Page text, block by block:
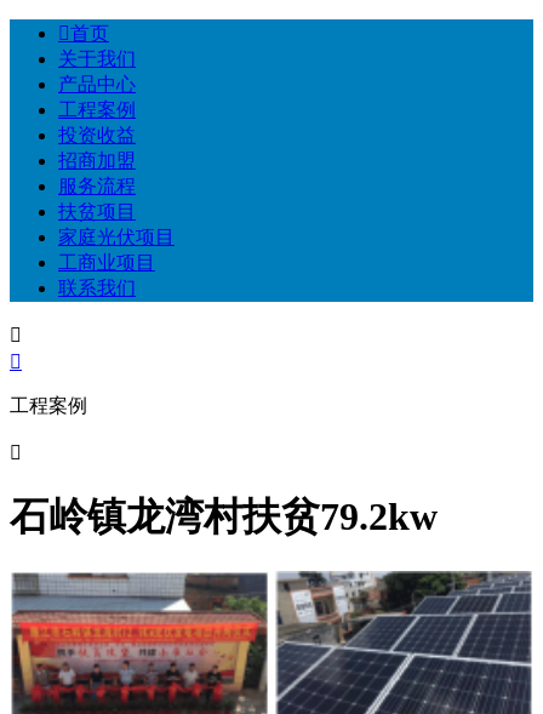
首页
关于我们
产品中心
工程案例
投资收益
招商加盟
服务流程
扶贫项目
家庭光伏项目
工商业项目
联系我们


工程案例

石岭镇龙湾村扶贫79.2kw